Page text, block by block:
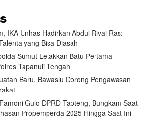
IKA Unhas Hadirkan Abdul Rivai Ras:
yang Bisa Diasah
Sumut Letakkan Batu Pertama
Tapanuli Tengah
Baru, Bawaslu Dorong Pengawasan
Gulo DPRD Tapteng, Bungkam Saat
Propemperda 2025 Hingga Saat Ini